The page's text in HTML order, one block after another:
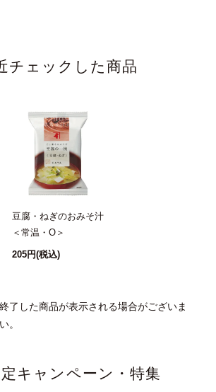
チェックした商品
豆腐・ねぎのおみそ汁
＜常温・O＞
205円(税込)
了した商品が表示される場合がございま
。
キャンペーン・特集